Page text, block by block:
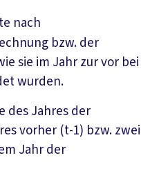
nach
bzw. der
sie im Jahr zur vor bei
wurden.
des Jahres der
vorher (t-1) bzw. zwei
Jahr der